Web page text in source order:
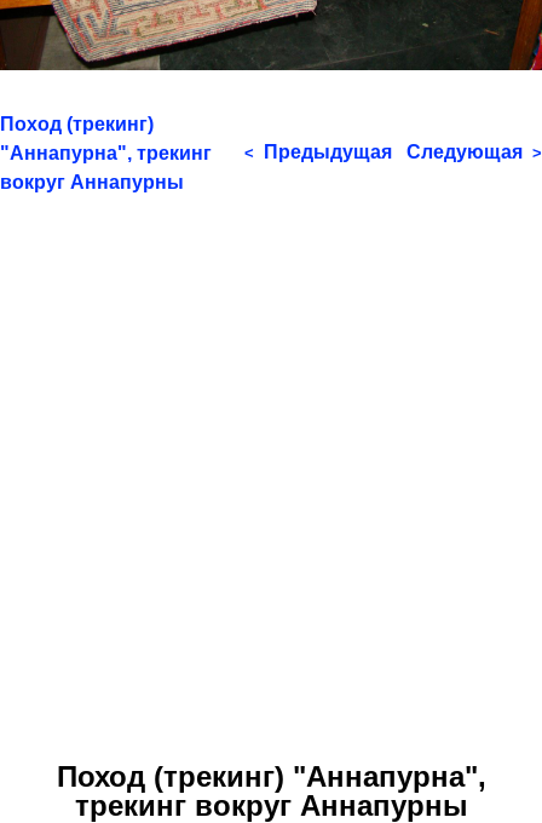
Поход (трекинг)
"Аннапурна", трекинг
вокруг Аннапурны
< Предыдущая Следующая >
Поход (трекинг) "Аннапурна",
трекинг вокруг Аннапурны